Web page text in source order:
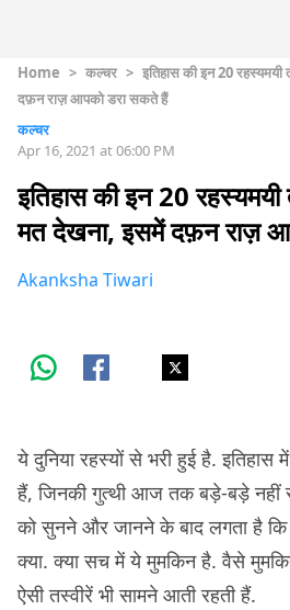
Home > कल्चर > इतिहास की इन 20
दफ़न राज़ आपको डरा सकते हैं
कल्चर
Apr 16, 2021 at 06:00 PM
इतिहास की इन 20
मत देखना, इसमें दफ़न राज़
Akanksha Tiwari
ये दुनिया रहस्यों से भरी हुई है. इतिहास
हैं, जिनकी गुत्थी आज तक बड़े-बड़े नहीं
को सुनने और जानने के बाद लगता है कि
क्या. क्या सच में ये मुमकिन है. वैसे
ऐसी तस्वीरें भी सामने आती रहती हैं.